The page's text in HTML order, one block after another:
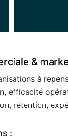
&
à
efficacité
rétention,
: